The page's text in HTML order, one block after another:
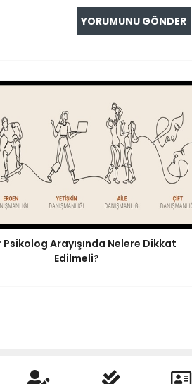
Psikolog Arayışında Nelere Dikkat
Edilmeli?